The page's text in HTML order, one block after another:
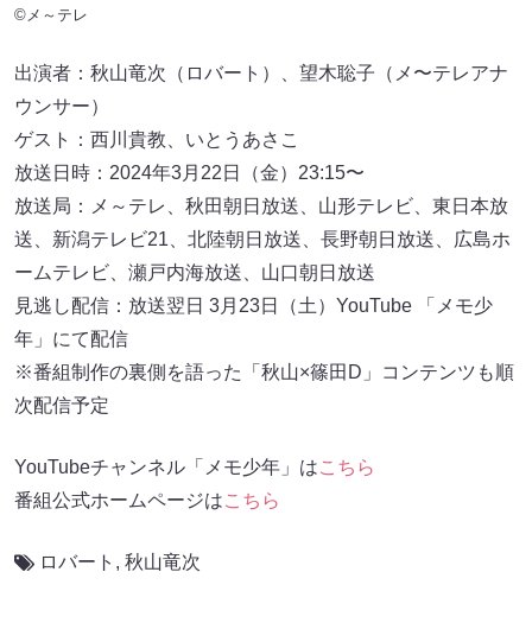
©メ～テレ
出演者：秋山竜次（ロバート）、望木聡子（メ〜テレアナ
ウンサー）
ゲスト：西川貴教、いとうあさこ
放送日時：2024年3月22日（金）23:15〜
放送局：メ～テレ、秋田朝日放送、山形テレビ、東日本放
送、新潟テレビ21、北陸朝日放送、長野朝日放送、広島ホ
ームテレビ、瀬戸内海放送、山口朝日放送
見逃し配信：放送翌日 3月23日（土）YouTube 「メモ少
年」にて配信
※番組制作の裏側を語った「秋山×篠田D」コンテンツも順
次配信予定
YouTubeチャンネル「メモ少年」はこちら
番組公式ホームページはこちら
ロバート , 秋山竜次